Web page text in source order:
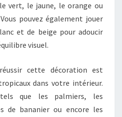
vert, le jaune, le orange ou
pouvez également jouer
et de beige pour adoucir
visuel.
cette décoration est
dans votre intérieur.
que les palmiers, les
de bananier ou encore les